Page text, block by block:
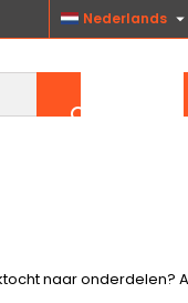
Nederlands 

naar onderdelen?